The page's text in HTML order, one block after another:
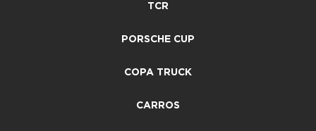
TCR
PORSCHE CUP
COPA TRUCK
CARROS